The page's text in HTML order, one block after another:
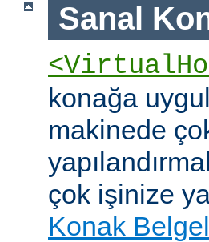
Sanal
konağa
makinede
çok işinize
Konak